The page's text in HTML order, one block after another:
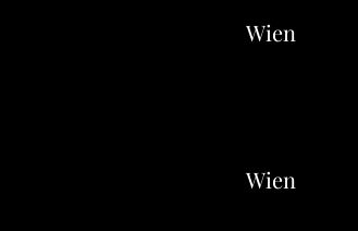
Wien
Wien